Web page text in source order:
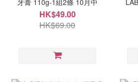
HK$49.00
HK$69.00